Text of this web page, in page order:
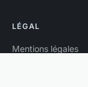
LÉGAL
Mentions légales